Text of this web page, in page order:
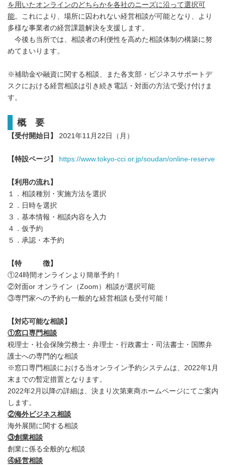
を用いたオンラインのどちらかを各社のニーズに沿って選択可
能。これにより、場所に囚われない経営相談が可能となり、より
多様な事業者の経営課題解決を支援します。
今後も当所では、相談者の利便性を高めた相談体制の構築に努
めてまいります。
※補助金や融資に関する相談、また各支部・ビジネスサポートデ
スクにおける経営相談は引き続き電話・対面の方法で受け付けま
す。
概 要
【受付開始日】 2021年11月22日（月）
【特設ページ】 https://www.tokyo-cci.or.jp/soudan/online-reserve
【利用の流れ】
１．相談種別・実施方法を選択
２．日時を選択
３．基本情報・相談内容を入力
４．仮予約
５．承認・本予約
【特 徴】
①24時間オンラインより簡単予約！
②対面or オンライン（Zoom）相談が選択可能
③専門家への予約も一般的な経営相談も受付可能！
【対応可能な相談】
①窓口専門相談
税理士・社会保険労務士・弁理士・行政書士・司法書士・国際弁
護士への専門的な相談
※窓口専門相談における当オンライン予約システムは、2022年1月
末までの暫定措置となります。
2022年2月以降の詳細は、決まり次第東商ホームページにてご案内
します。
②海外ビジネス相談
海外展開に関する相談
③創業相談
創業に係る全般的な相談
④経営相談